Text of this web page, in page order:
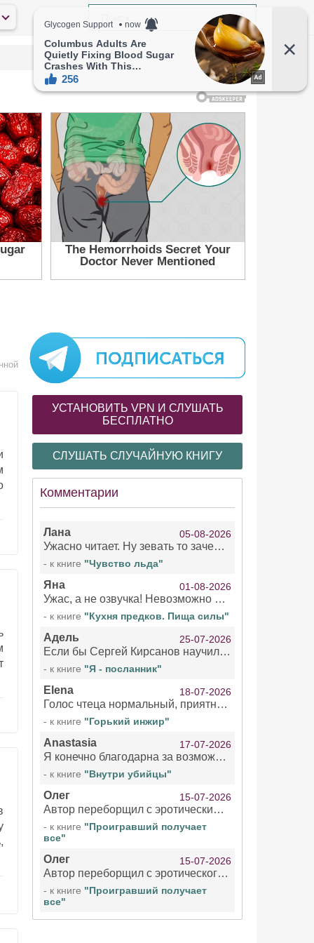
УСТАНОВИТЬ VPN И СЛУШАТЬ
БЕСПЛАТНО
СЛУШАТЬ СЛУЧАЙНУЮ КНИГУ
Комментарии
Лана 05-08-2026
Ужасно читает. Ну зевать то зачем. Уже не говорю, что ударения ставит, как хочет.
- к книге "Чувство льда"
Яна 01-08-2026
Ужас, а не озвучка! Невозможно вникать в смысл текста из за кривляний чтеца
- к книге "Кухня предков. Пища силы"
Адель 25-07-2026
Если бы Сергей Кирсанов научился не сглатывать каждые 1-2 минуты слюну, так что слышно в микрофоне и, что вызывает отвращение, то мелжно было бы слушать.
- к книге "Я - посланник"
Elena 18-07-2026
Голос чтеца нормальный, приятный тембр. Мне очень понравилось озвучивание рассказа. Очень странный отзыв Надежды. Может у неё что-то с нервами?
- к книге "Горький инжир"
Anastasia 17-07-2026
Я конечно благодарна за возможность бесплатно слушать книги даже новинки , но чтение этой книги просто ужасно
- к книге "Внутри убийцы"
Олег 15-07-2026
Автор переборщил с эротическими сценами. Похоже, с этим у него проблемы.
- к книге "Проигравший получает
все"
Олег 15-07-2026
Автор переборщил с эротического сценами. Похоже, с этим у него проблемы.
- к книге "Проигравший получает
все"